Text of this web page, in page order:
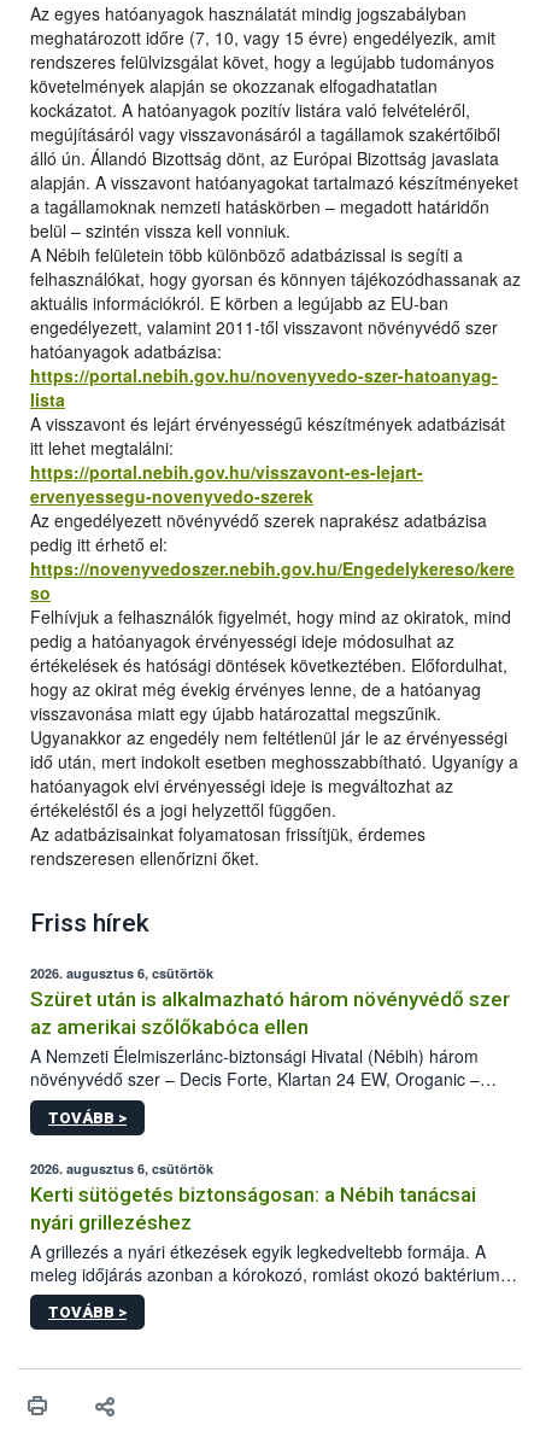
Az egyes hatóanyagok használatát mindig jogszabályban
meghatározott időre (7, 10, vagy 15 évre) engedélyezik, amit
rendszeres felülvizsgálat követ, hogy a legújabb tudományos
követelmények alapján se okozzanak elfogadhatatlan
kockázatot. A hatóanyagok pozitív listára való felvételéről,
megújításáról vagy visszavonásáról a tagállamok szakértőiből
álló ún. Állandó Bizottság dönt, az Európai Bizottság javaslata
alapján. A visszavont hatóanyagokat tartalmazó készítményeket
a tagállamoknak nemzeti hatáskörben – megadott határidőn
belül – szintén vissza kell vonniuk.
A Nébih felületein több különböző adatbázissal is segíti a
felhasználókat, hogy gyorsan és könnyen tájékozódhassanak az
aktuális információkról. E körben a legújabb az EU-ban
engedélyezett, valamint 2011-től visszavont növényvédő szer
hatóanyagok adatbázisa:
https://portal.nebih.gov.hu/novenyvedo-szer-hatoanyag-
lista
A visszavont és lejárt érvényességű készítmények adatbázisát
itt lehet megtalálni:
https://portal.nebih.gov.hu/visszavont-es-lejart-
ervenyessegu-novenyvedo-szerek
Az engedélyezett növényvédő szerek naprakész adatbázisa
pedig itt érhető el:
https://novenyvedoszer.nebih.gov.hu/Engedelykereso/kere
so
Felhívjuk a felhasználók figyelmét, hogy mind az okiratok, mind
pedig a hatóanyagok érvényességi ideje módosulhat az
értékelések és hatósági döntések következtében. Előfordulhat,
hogy az okirat még évekig érvényes lenne, de a hatóanyag
visszavonása miatt egy újabb határozattal megszűnik.
Ugyanakkor az engedély nem feltétlenül jár le az érvényességi
idő után, mert indokolt esetben meghosszabbítható. Ugyanígy a
hatóanyagok elvi érvényességi ideje is megváltozhat az
értékeléstől és a jogi helyzettől függően.
Az adatbázisainkat folyamatosan frissítjük, érdemes
rendszeresen ellenőrizni őket.
Friss hírek
2026. augusztus 6, csütörtök
Szüret után is alkalmazható három növényvédő szer
az amerikai szőlőkabóca ellen
A Nemzeti Élelmiszerlánc-biztonsági Hivatal (Nébih) három
növényvédő szer – Decis Forte, Klartan 24 EW, Oroganic –
engedélyokiratát módosította, így azok a szüretet követően,
egészen a vesszőérettség (BBCH 91) stádiumáig
érésű szőlőkben is legyen lehetőség a károsító elleni további
védekezésre. Az Oroganic készítmény kis kiszerelésben kiskerti
felhasználók számára is elérhető és ökológiai termesztésben is
engedélyezett.
TOVÁBB >
2026. augusztus 6, csütörtök
Kerti sütögetés biztonságosan: a Nébih tanácsai
nyári grillezéshez
A grillezés a nyári étkezések egyik legkedveltebb formája. A
meleg időjárás azonban a kórokozó, romlást okozó baktériumok
gyorsabb szaporodásának is kedvez. A szabadtéri sütögetés
ezért nem csupán a megfelelő sütési technikáról szól: legalább
higiéniai szabályok betartása, a megfelelő hőkezelés, valamint a
biztonsági Hivatal (Nébih) Oktatási Programja összegyűjtötte a
TOVÁBB >